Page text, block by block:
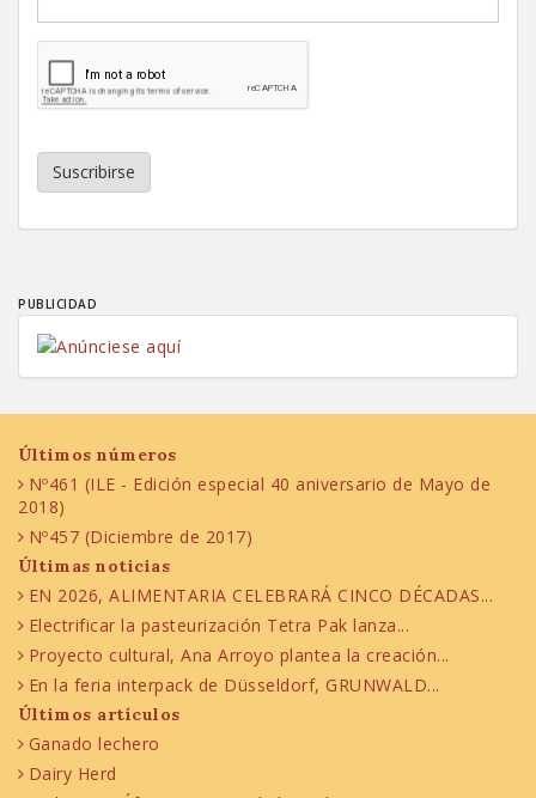
Suscribirse
PUBLICIDAD
Últimos números
Nº461 (ILE - Edición especial 40 aniversario de Mayo de
2018)
Nº457 (Diciembre de 2017)
Últimas noticias
EN 2026, ALIMENTARIA CELEBRARÁ CINCO DÉCADAS...
Electrificar la pasteurización Tetra Pak lanza...
Proyecto cultural, Ana Arroyo plantea la creación...
En la feria interpack de Düsseldorf, GRUNWALD...
Últimos artículos
Ganado lechero
Dairy Herd